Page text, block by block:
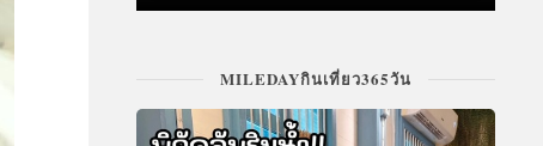
MILEDAYกินเที่ยว365วัน